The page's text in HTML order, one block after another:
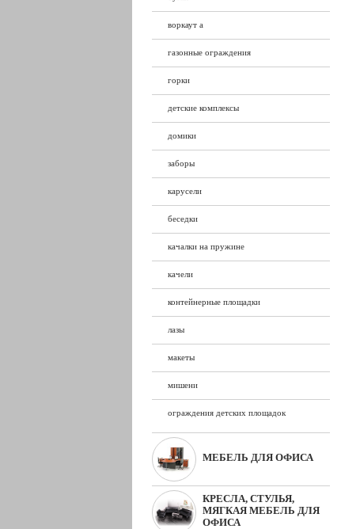
воркаут а
газонные ограждения
горки
детские комплексы
домики
заборы
карусели
беседки
качалки на пружине
качели
контейнерные площадки
лазы
макеты
мишени
ограждения детских площадок
МЕБЕЛЬ ДЛЯ ОФИСА
КРЕСЛА, СТУЛЬЯ,
МЯГКАЯ МЕБЕЛЬ ДЛЯ
ОФИСА